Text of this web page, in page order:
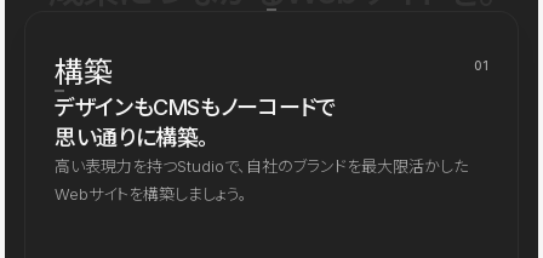
構築 01
デザインもCMSもノーコードで
思い通りに構築。
高い表現力を持つStudioで、自社のブランドを最大限活かした
Webサイトを構築しましょう。